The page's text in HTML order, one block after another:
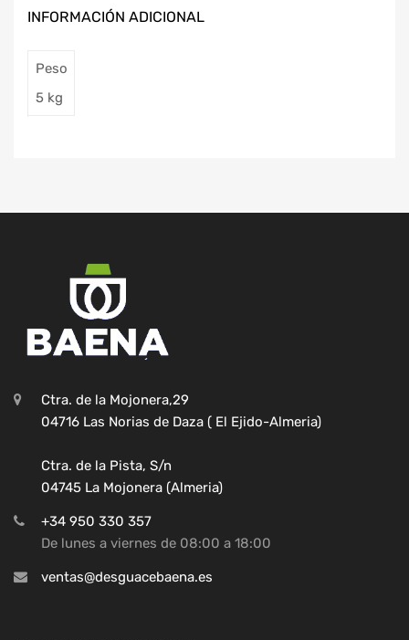
INFORMACIÓN ADICIONAL
Peso
5 kg
Ctra. de la Mojonera,29
04716 Las Norias de Daza ( El Ejido-Almeria)
Ctra. de la Pista, S/n
04745 La Mojonera (Almeria)
+34 950 330 357
De lunes a viernes de 08:00 a 18:00
ventas@desguacebaena.es